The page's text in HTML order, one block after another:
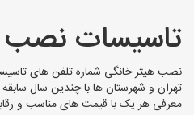
خدمات
سایر
تاسیسات نصب
نصب هیتر خانگی شماره تلفن های
تهران و شهرستان ها با چندین سال
معرفی هر یک با قیمت های مناسب و